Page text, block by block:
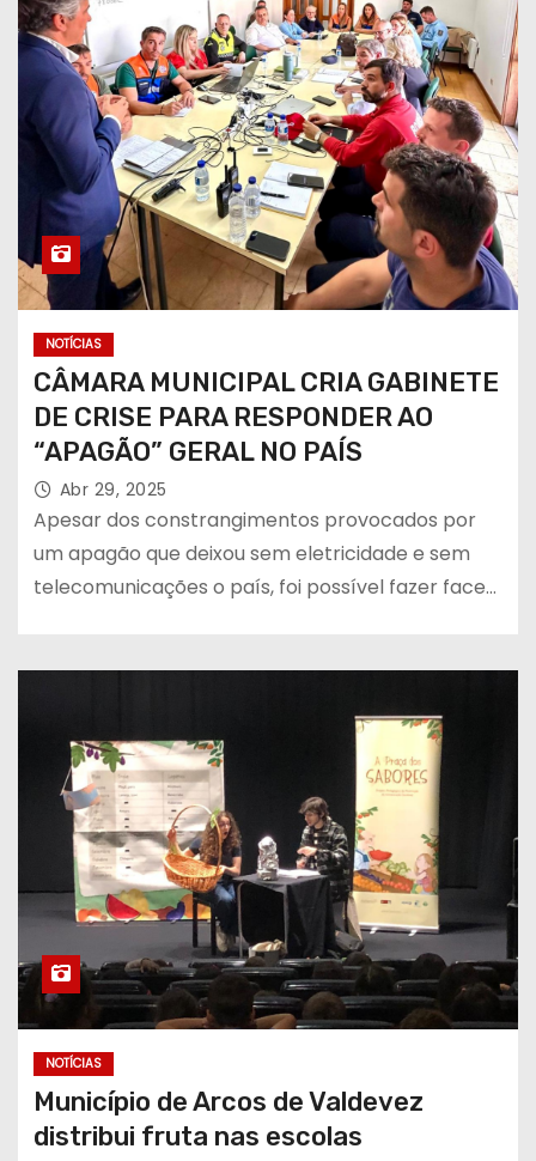
NOTÍCIAS
CÂMARA MUNICIPAL CRIA GABINETE
DE CRISE PARA RESPONDER AO
“APAGÃO” GERAL NO PAÍS
Abr 29, 2025
Apesar dos constrangimentos provocados por
um apagão que deixou sem eletricidade e sem
telecomunicações o país, foi possível fazer face…
NOTÍCIAS
Município de Arcos de Valdevez
distribui fruta nas escolas